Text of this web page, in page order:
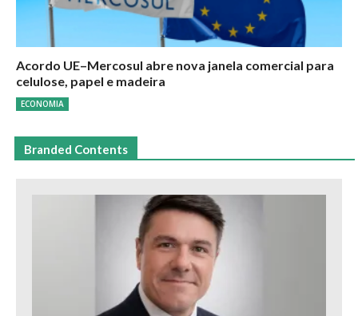
Acordo UE–Mercosul abre nova janela comercial para
celulose, papel e madeira
ECONOMIA
Branded Contents